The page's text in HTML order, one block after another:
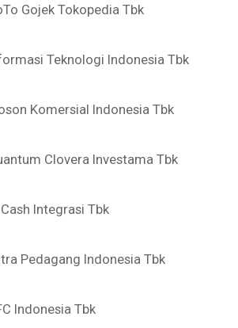
Gojek Tokopedia Tbk
Teknologi Indonesia Tbk
Komersial Indonesia Tbk
Clovera Investama Tbk
Integrasi Tbk
Pedagang Indonesia Tbk
Indonesia Tbk